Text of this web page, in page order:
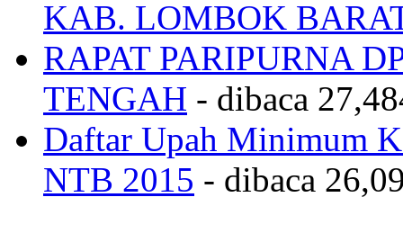
KAB. LOMBOK
RAPAT PARIPURNA
TENGAH - dibaca
Daftar Upah Minimum
NTB 2015 - dibaca